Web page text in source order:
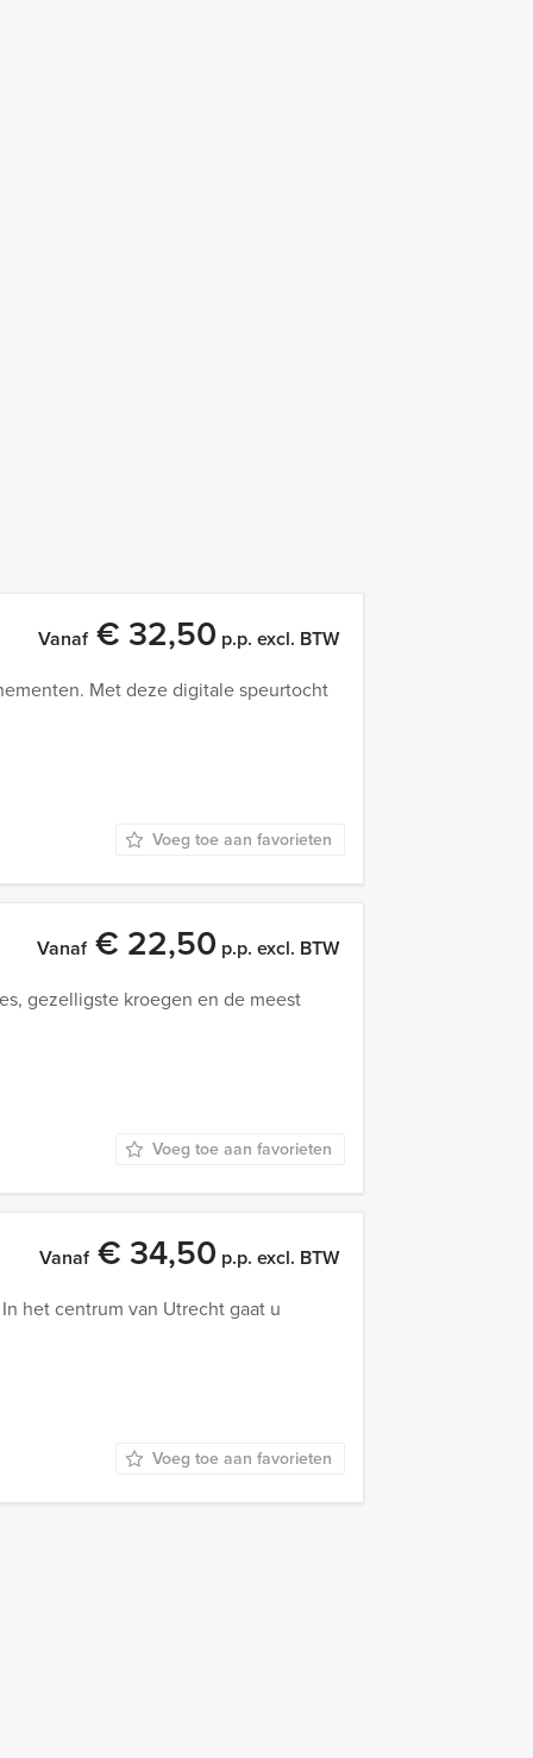
Vanaf€ 32,50 p.p. excl. BTW
Met deze digitale speurtocht
Voeg toe aan favorieten
Vanaf€ 22,50 p.p. excl. BTW
gezelligste kroegen en de meest
Voeg toe aan favorieten
Vanaf€ 34,50 p.p. excl. BTW
het centrum van Utrecht gaat u
Voeg toe aan favorieten